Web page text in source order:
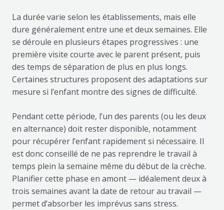
La durée varie selon les établissements, mais elle
dure généralement entre une et deux semaines. Elle
se déroule en plusieurs étapes progressives : une
première visite courte avec le parent présent, puis
des temps de séparation de plus en plus longs.
Certaines structures proposent des adaptations sur
mesure si l’enfant montre des signes de difficulté.
Pendant cette période, l’un des parents (ou les deux
en alternance) doit rester disponible, notamment
pour récupérer l’enfant rapidement si nécessaire. Il
est donc conseillé de ne pas reprendre le travail à
temps plein la semaine même du début de la crèche.
Planifier cette phase en amont — idéalement deux à
trois semaines avant la date de retour au travail —
permet d’absorber les imprévus sans stress.